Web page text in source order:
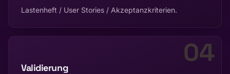
Lastenheft / User Stories / Akzeptanzkriterien.
04
Validierung